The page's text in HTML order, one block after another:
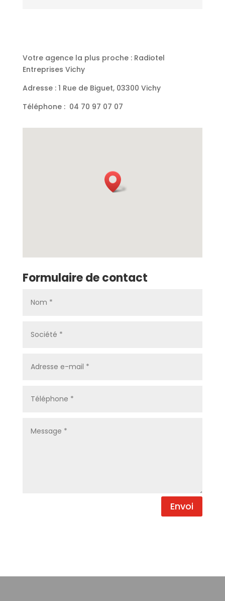
Votre agence la plus proche : Radiotel
Entreprises Vichy
Adresse : 1 Rue de Biguet, 03300 Vichy
Téléphone : 04 70 97 07 07
Formulaire de contact
Envoi